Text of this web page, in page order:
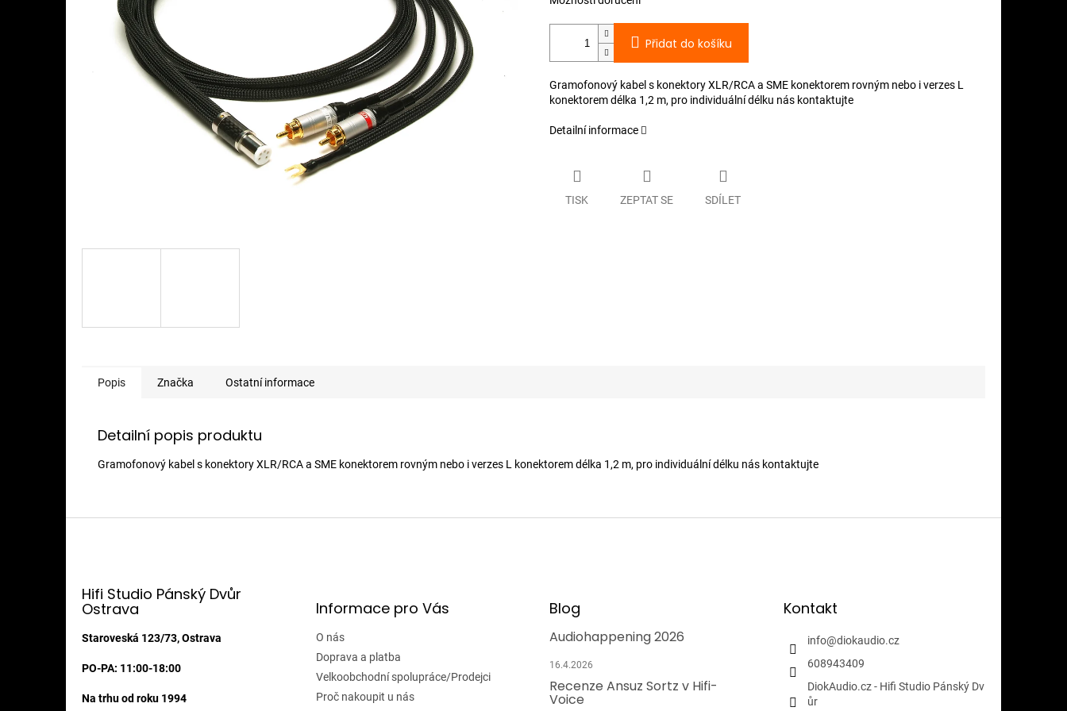
Přidat do košíku
Gramofonový kabel s konektory XLR/RCA a SME konektorem rovným nebo i verzes L
konektorem délka 1,2 m, pro individuální délku nás kontaktujte
Detailní informace
TISK ZEPTAT SE SDÍLET
Popis Značka Ostatní informace
Detailní popis produktu
Gramofonový kabel s konektory XLR/RCA a SME konektorem rovným nebo i verzes L konektorem délka 1,2 m, pro individuální délku nás kontaktujte
Hifi Studio Pánský Dvůr
Ostrava
Staroveská 123/73, Ostrava
PO-PA: 11:00-18:00
Na trhu od roku 1994
Informace pro Vás
O nás
Doprava a platba
Velkoobchodní spolupráce/Prodejci
Proč nakoupit u nás
Blog
Audiohappening 2026
16.4.2026
Recenze Ansuz Sortz v Hifi-
Voice
Kontakt
info@diokaudio.cz
608943409
DiokAudio.cz - Hifi Studio Pánský Dv
ůr